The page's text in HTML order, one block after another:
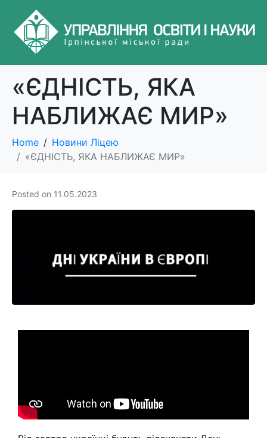
«ЄДНІСТЬ, ЯКА
НАБЛИЖАЄ МИР»
Home
Новини Ліцею
«ЄДНІСТЬ, ЯКА НАБЛИЖАЄ МИР»
Posted on 11.05.2023